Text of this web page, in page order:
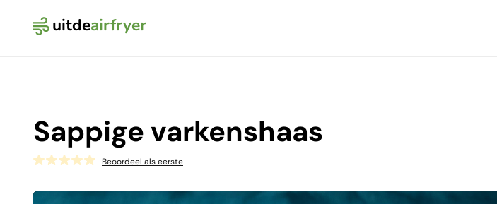
uitdeairfryerLogo Uit de Airfryer
Sappige varkenshaas
Beoordeel als eerste